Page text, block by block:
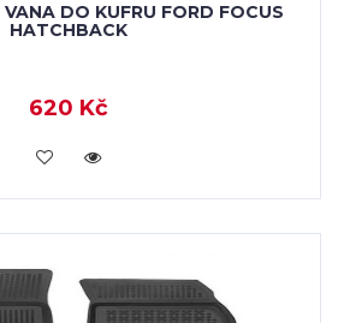
VANA DO KUFRU FORD FOCUS
HATCHBACK
620 Kč
DO KOŠÍKU